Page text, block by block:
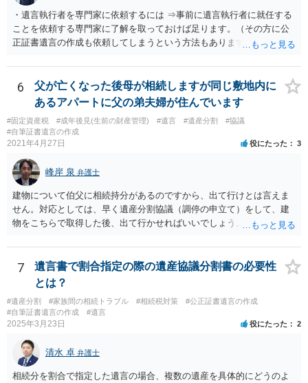
・遺言執行者を専門家に依頼するには ⇒事前に遺言執行者に就任する
ことを依頼する専門家に了解を取っておけば足ります。（その方に公
正証書遺言の作成も依頼してしまうという方法もあります） 事前に了
ません。 遺言執行者に就任し、遺言執行が完了したときの報酬だけ、
弁護士費用としてかかります。 ・亡くなった際に、法務局に預けた自
筆証書遺言の存在を親族がなかったものにされる可能性 ⇒自筆の遺言
書を法務局に保管した場合、死亡後、法務局に遺言書の有無を照会す
ることになりますので、「法務局に預けた自筆証書遺言の存在を親族
がなかったもの」にすることはできません。 存在をなかったものにす
がありえますが、その予防方法は、遺言者と面談してみないと判断が
難しいです。
6
父が亡くなった後母が相続しますが同じ敷地内に
あるアパートに父の弟夫婦が住んでいます
#固定資産税 #成年後見(生前の財産管理) #遺言 #遺産分割
#協議
#自筆証書遺言の作成
2021年4月27日 役にたった 3
峰岸 泉 弁護士
建物について伯父に相続持分があるのですから、出て行けとは言えま
せん。対応としては、早く遺産分割協議（調停の申立て）をして、建
物をこちらで取得した後、出て行かせればいいでしょう。 建物の固定
っていない部分については請求すればいいと思います。 なお、家賃に
ついては、お父様自身が遺産分割手続をしなかったのですから、あき
らめるしかないと思います。
7
遺言書で割合指定の際の遺産協議分割書の必要性
とは？
#遺産分割 #家族間の相続トラブル #相続税対策
#公正証書遺言の作成
#自筆証書遺言の作成
#遺言
2025年3月23日 役にたった 2
清水 卓 弁護士
相続分を割合で指定した遺言の場合、複数の遺産を具体的にどうのよ